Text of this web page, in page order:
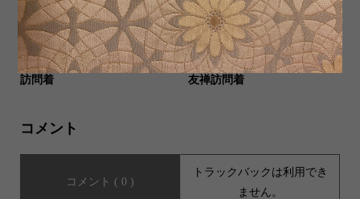
訪問着 友禅訪問着
コメント
コメント ( 0 )
トラックバックは利用でき
ません。